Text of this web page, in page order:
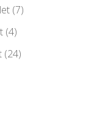
(7)
(4)
(24)